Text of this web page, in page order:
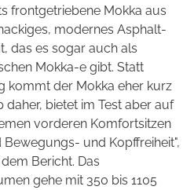
frontgetriebene Mokka aus
modernes Asphalt-
das es sogar auch als
Mokka-e gibt. Statt
kommt der Mokka eher kurz
daher, bietet im Test aber auf
vorderen Komfortsitzen
und Kopffreiheit",
Bericht. Das
gehe mit 350 bis 1105